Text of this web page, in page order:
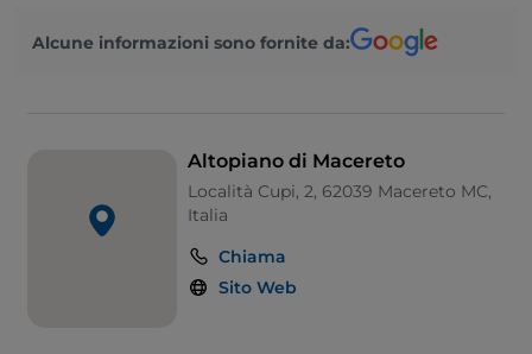
perdita d’occhio: lo scenario di un paesaggio brullo,
tappa allo splendidoSantuario di Macereto
complesso religioso rinascimentale situato a 1000
metri di altezza e risalente al 1528. La struttura del
Santuario ospita laChiesa, la
Casa del Corpo di Guardiae il
Alcune informazioni sono fornite da:
Altopiano di Macereto
Località Cupi, 2, 62039 Macereto MC,
Italia
Chiama
Sito Web